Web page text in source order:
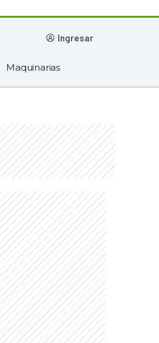
ingresar
Maquinarias